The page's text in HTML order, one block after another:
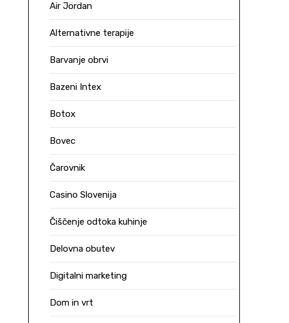
Air Jordan
Alternativne terapije
Barvanje obrvi
Bazeni Intex
Botox
Bovec
Čarovnik
Casino Slovenija
Čiščenje odtoka kuhinje
Delovna obutev
Digitalni marketing
Dom in vrt